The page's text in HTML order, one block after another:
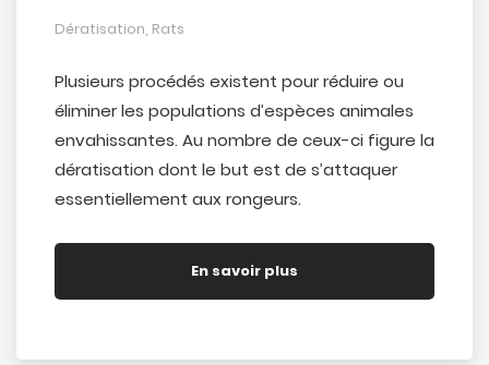
Dératisation Rats
Plusieurs procédés existent pour réduire ou
éliminer les populations d’espèces animales
envahissantes. Au nombre de ceux-ci figure la
dératisation dont le but est de s’attaquer
essentiellement aux rongeurs.
En savoir plus